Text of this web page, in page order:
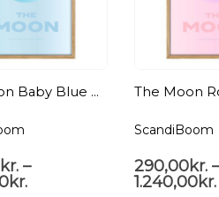
The Moon Baby Blue Plakat
kr. –
kr.
The Moon
ScandiBoom
290,00kr. –
1.240,00kr.